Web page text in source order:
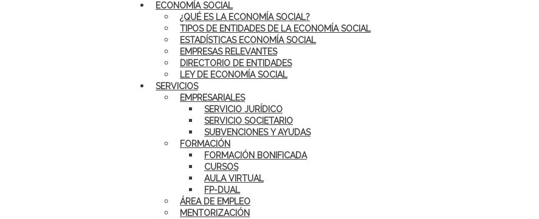
ECONOMÍA SOCIAL
¿QUÉ ES LA ECONOMÍA SOCIAL?
TIPOS DE ENTIDADES DE LA ECONOMÍA SOCIAL
ESTADÍSTICAS ECONOMÍA SOCIAL
EMPRESAS RELEVANTES
DIRECTORIO DE ENTIDADES
LEY DE ECONOMÍA SOCIAL
SERVICIOS
EMPRESARIALES
SERVICIO JURÍDICO
SERVICIO SOCIETARIO
SUBVENCIONES Y AYUDAS
FORMACIÓN
FORMACIÓN BONIFICADA
CURSOS
AULA VIRTUAL
FP-DUAL
ÁREA DE EMPLEO
MENTORIZACIÓN